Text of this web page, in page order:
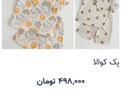
پک کوالا
498,000 تومان